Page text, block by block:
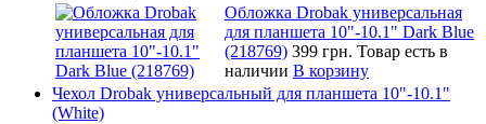
Обложка Drobak универсальная
для планшета 10"-10.1" Dark Blue
(218769) 399 грн. Товар есть в
наличии В корзину
Чехол Drobak универсальный для планшета 10"-10.1"
(White)